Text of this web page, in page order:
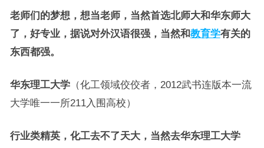
老师们的梦想，想当老师，当然首选北师大和华东师大
了，好专业，据说对外汉语很强，当然和教育学有关的
东西都强。
华东理工大学（化工领域佼佼者，2012武书连版本一流
大学唯一一所211入围高校）
行业类精英，化工去不了天大，当然去华东理工大学